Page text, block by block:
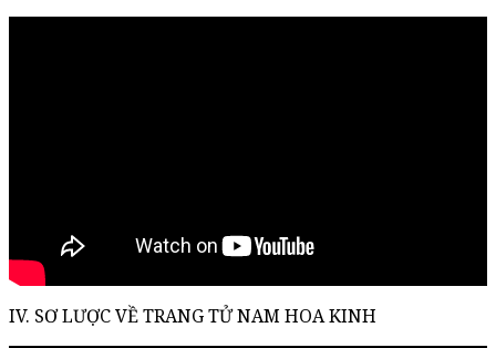
IV. SƠ LƯỢC VỀ TRANG TỬ NAM HOA KINH